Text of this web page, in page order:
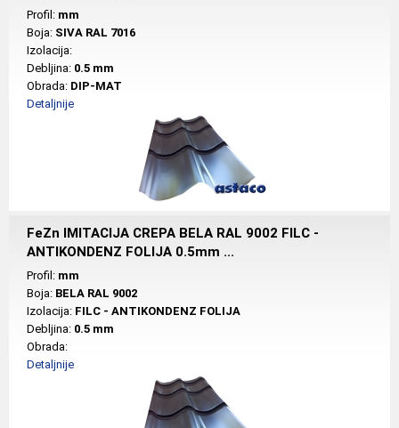
Profil: mm
Boja: SIVA RAL 7016
Izolacija:
Debljina: 0.5 mm
Obrada: DIP-MAT
Detaljnije
FeZn IMITACIJA CREPA BELA RAL 9002 FILC -
ANTIKONDENZ FOLIJA 0.5mm ...
Profil: mm
Boja: BELA RAL 9002
Izolacija: FILC - ANTIKONDENZ FOLIJA
Debljina: 0.5 mm
Obrada:
Detaljnije